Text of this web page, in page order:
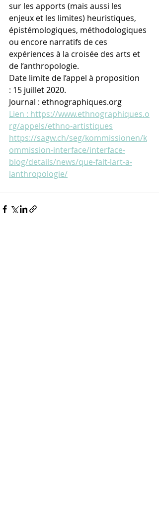
sur les apports (mais aussi les
enjeux et les limites) heuristiques,
épistémologiques, méthodologiques
ou encore narratifs de ces
expériences à la croisée des arts et
de l’anthropologie.
Date limite de l’appel à proposition
: 15 juillet 2020.
Journal : ethnographiques.org
Lien : https://www.ethnographiques.o
rg/appels/ethno-artistiques
https://sagw.ch/seg/kommissionen/k
ommission-interface/interface-
blog/details/news/que-fait-lart-a-
lanthropologie/